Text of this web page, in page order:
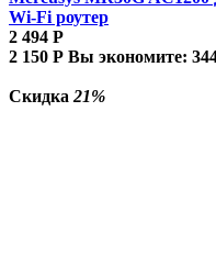
Wi-Fi роутер
2 494 Р
2 150 Р Вы экономите:
Скидка 21%